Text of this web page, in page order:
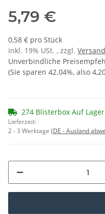
5,79 €
0,58 € pro Stück
inkl. 19% USt. , zzgl. Versand
Unverbindliche
(Sie sparen 42.04%, also
274 Blisterbox Auf Lager
Lieferzeit:
2 - 3 Werktage (DE - Ausland